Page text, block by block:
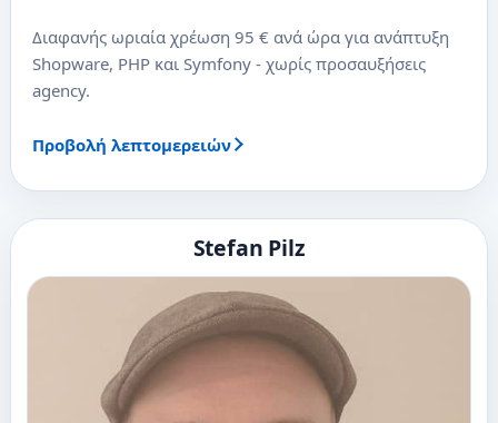
Διαφανής ωριαία χρέωση 95 € ανά ώρα για ανάπτυξη
Shopware, PHP και Symfony - χωρίς προσαυξήσεις
agency.
Προβολή λεπτομερειών
Stefan Pilz